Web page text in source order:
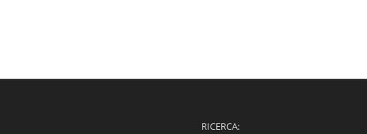
RICERCA: